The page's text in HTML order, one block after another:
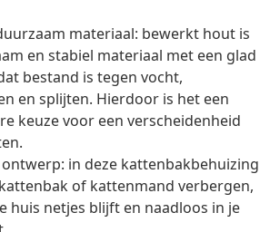
materiaal: bewerkt hout is
en stabiel materiaal met een glad
bestand is tegen vocht,
en splijten. Hierdoor is het een
keuze voor een verscheidenheid
in deze kattenbakbehuizing
of kattenmand verbergen,
huis netjes blijft en naadloos in je